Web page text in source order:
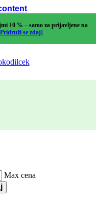
10 % – samo za prijavljene na
se zdaj]
Max cena